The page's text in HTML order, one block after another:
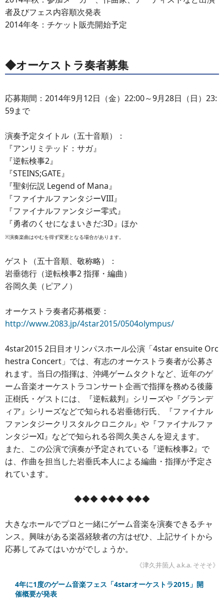
者及びフェス内容順次発表
2014年冬：チケット販売開始予定
◆オーケストラ奏者募集
応募期間：2014年9月12日（金）22:00～9月28日（日）23:
59まで
演奏予定タイトル（五十音順）：
『アンリミテッド：サガ』
『逆転検事2』
『STEINS;GATE』
『聖剣伝説 Legend of Mana』
『ファイナルファンタジーVIII』
『ファイナルファンタジー零式』
『勇者のくせになまいきだ:3D』ほか
※演奏楽曲はやむを得ず変更となる場合があります。
ゲスト（五十音順、敬称略）：
岩垂徳行（逆転検事2 指揮・編曲）
谷岡久美（ピアノ）
オーケストラ奏者応募概要：
http://www.2083.jp/4star2015/0504olympus/
4star2015 2日目オリンパスホール公演「4star ensuite Orc
hestra Concert」では、有志のオーケストラ奏者が公募さ
れます。当日の指揮は、沖縄ゲームタクトなど、近年のゲ
ーム音楽オーケストラコンサート企画で指揮を務める後藤
正樹氏・ゲストには、『逆転裁判』シリーズや『グランデ
ィア』シリーズなどで知られる岩垂徳行氏、『ファイナル
ファンタジークリスタルクロニクル』や『ファイナルファ
ンタジーXI』などで知られる谷岡久美さんを迎えます。
また、この公演で演奏が予定されている『逆転検事2』で
は、作曲を担当した岩垂氏本人による編曲・指揮が予定さ
れています。
◆◆◆ ◆◆◆ ◆◆◆
大きなホールでプロと一緒にゲーム音楽を演奏できるチャ
ンス。興味がある楽器経験者の方はぜひ、上記サイトから
応募してみてはいかがでしょうか。
《津久井箇人 a.k.a. そそそ》
4年に1度のゲーム音楽フェス「4starオーケストラ2015」開
催概要が発表